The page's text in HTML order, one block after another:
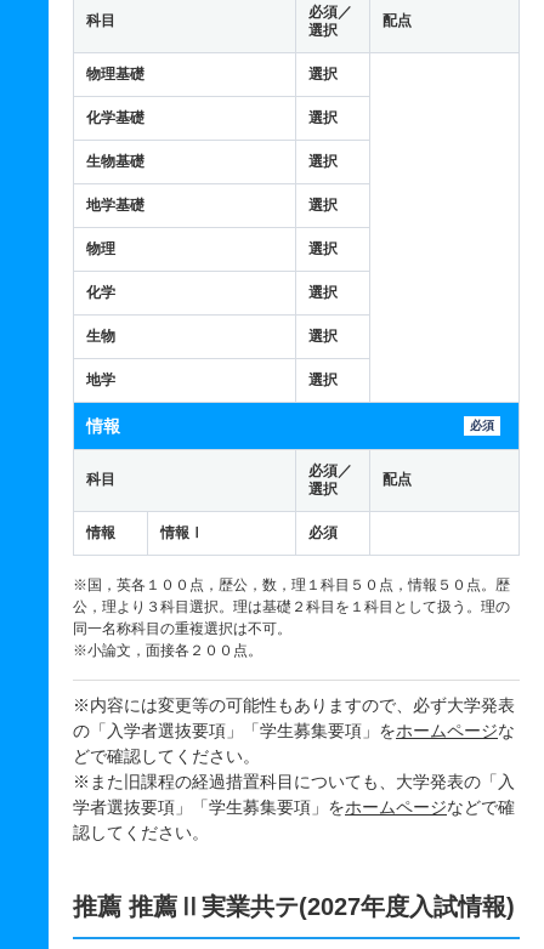
科目
必須／
選択
配点
物理基礎 選択
化学基礎 選択
生物基礎 選択
地学基礎 選択
物理 選択
化学 選択
生物 選択
地学 選択
情報 必須
科目
必須／
選択
配点
情報 情報Ⅰ 必須
※国，英各１００点，歴公，数，理１科目５０点，情報５０点。歴
公，理より３科目選択。理は基礎２科目を１科目として扱う。理の
同一名称科目の重複選択は不可。
※小論文，面接各２００点。
※内容には変更等の可能性もありますので、必ず大学発表
の「入学者選抜要項」「学生募集要項」をホームページな
どで確認してください。
※また旧課程の経過措置科目についても、大学発表の「入
学者選抜要項」「学生募集要項」をホームページなどで確
認してください。
推薦 推薦Ⅱ実業共テ(2027年度入試情報)